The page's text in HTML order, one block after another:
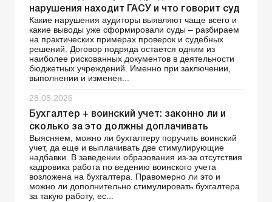
нарушения находит ГАСУ и что говорит суд
Какие нарушения аудиторы выявляют чаще всего и
какие выводы уже сформировали суды – разбираем
на практических примерах проверок и судебных
решений. Договор подряда остается одним из
наиболее рискованных документов в деятельности
бюджетных учреждений. Именно при заключении,
выполнении и изменен...
28.05.2026
Бухгалтер + воинский учет: законно ли и
сколько за это должны доплачивать
Выясняем, можно ли бухгалтеру поручить воинский
учет, да еще и выплачивать две стимулирующие
надбавки. В заведении образования из-за отсутствия
кадровика работа по ведению воинского учета
возложена на бухгалтера. Правомерно ли это и
можно ли дополнительно стимулировать бухгалтера
за такую работу, ес...